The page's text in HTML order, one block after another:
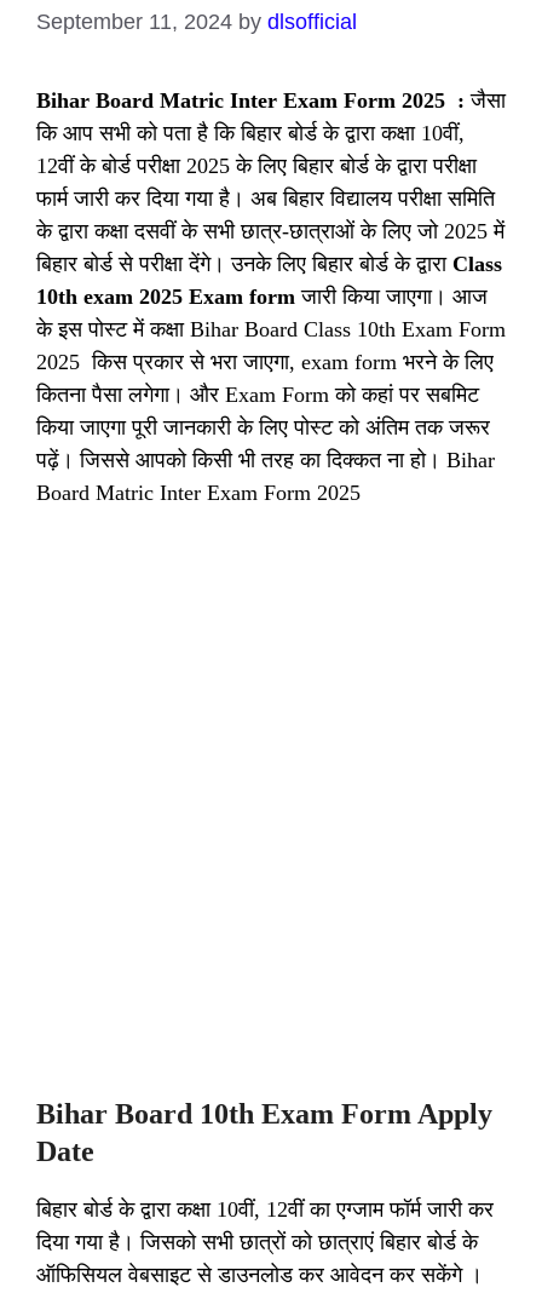
September 11, 2024 by dlsofficial
Bihar Board Matric Inter Exam Form 2025 :जैसा
कि आप सभी को पता है कि बिहार बोर्ड के द्वारा कक्षा 10वीं,
12वीं के बोर्ड परीक्षा 2025 के लिए बिहार बोर्ड के द्वारा परीक्षा
फार्म जारी कर दिया गया है। अब बिहार विद्यालय परीक्षा समिति
के द्वारा कक्षा दसवीं के सभी छात्र-छात्राओं के लिए जो 2025 में
बिहार बोर्ड से परीक्षा देंगे। उनके लिए बिहार बोर्ड के द्वाराClass
10th exam 2025 Exam form जारी किया जाएगा। आज
के इस पोस्ट में कक्षा Bihar Board Class 10th Exam Form
2025 किस प्रकार से भरा जाएगा, exam form भरने के लिए
कितना पैसा लगेगा। और Exam Form को कहां पर सबमिट
किया जाएगा पूरी जानकारी के लिए पोस्ट को अंतिम तक जरूर
पढ़ें। जिससे आपको किसी भी तरह का दिक्कत ना हो। Bihar
Board Matric Inter Exam Form 2025
Bihar Board 10th Exam Form Apply
Date
बिहार बोर्ड के द्वारा कक्षा 10वीं, 12वीं का एग्जाम फॉर्म जारी कर
दिया गया है। जिसको सभी छात्रों को छात्राएं बिहार बोर्ड के
ऑफिसियल वेबसाइट से डाउनलोड कर आवेदन कर सकेंगे ।